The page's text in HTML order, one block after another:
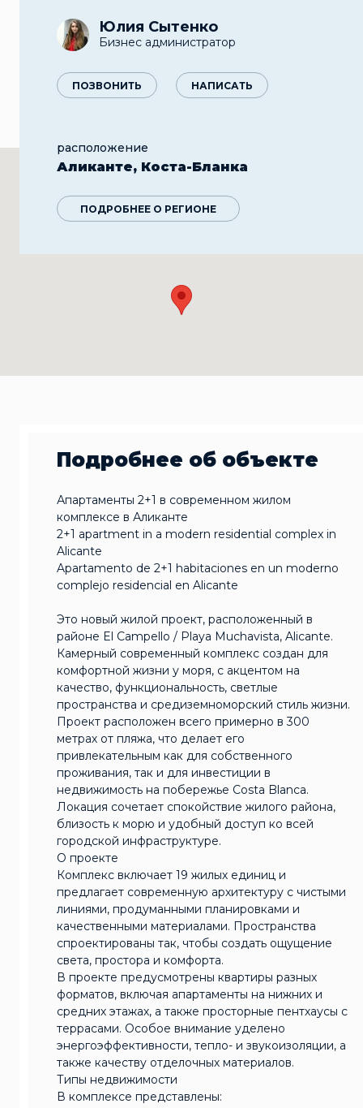
Юлия Сытенко
Бизнес администратор
ПОЗВОНИТЬ НАПИСАТЬ
расположение
Аликанте, Коста-Бланка
ПОДРОБНЕЕ О РЕГИОНЕ
Подробнее об объекте
Апартаменты 2+1 в современном жилом
комплексе в Аликанте
2+1 apartment in a modern residential complex in
Alicante
Apartamento de 2+1 habitaciones en un moderno
complejo residencial en Alicante
Это новый жилой проект, расположенный в
районе El Campello / Playa Muchavista, Alicante.
Камерный современный комплекс создан для
комфортной жизни у моря, с акцентом на
качество, функциональность, светлые
пространства и средиземноморский стиль жизни.
Проект расположен всего примерно в 300
метрах от пляжа, что делает его
привлекательным как для собственного
проживания, так и для инвестиции в
недвижимость на побережье Costa Blanca.
Локация сочетает спокойствие жилого района,
близость к морю и удобный доступ ко всей
городской инфраструктуре.
О проекте
Комплекс включает 19 жилых единиц и
предлагает современную архитектуру с чистыми
линиями, продуманными планировками и
качественными материалами. Пространства
спроектированы так, чтобы создать ощущение
света, простора и комфорта.
В проекте предусмотрены квартиры разных
форматов, включая апартаменты на нижних и
средних этажах, а также просторные пентхаусы с
террасами. Особое внимание уделено
энергоэффективности, тепло- и звукоизоляции, а
также качеству отделочных материалов.
Типы недвижимости
В комплексе представлены: